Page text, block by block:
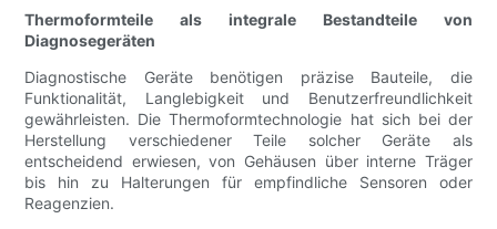
Thermoformteile als integrale Bestandteile von
Diagnosegeräten
Diagnostische Geräte benötigen präzise Bauteile, die
Funktionalität, Langlebigkeit und Benutzerfreundlichkeit
gewährleisten. Die Thermoformtechnologie hat sich bei der
Herstellung verschiedener Teile solcher Geräte als
entscheidend erwiesen, von Gehäusen über interne Träger
bis hin zu Halterungen für empfindliche Sensoren oder
Reagenzien.